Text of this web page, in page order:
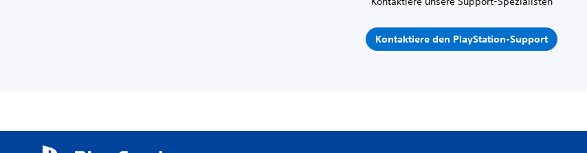
Kontaktiere den PlayStation-Support